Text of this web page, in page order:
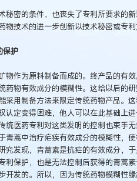
密的条件，也丧失了专利所要求的新
技术的进一步创新以技术秘密或专利
护
作为原料制备而成的。终产品的有
物有效成分的模糊性。这给以后的
用制备方法来限定传统药物产品。
认定变得困难，他人可以在此基础上
统医药专利对这类发明的控制也束手
青蒿中治疗疟疾有效成分的模糊性，
究发现，青蒿素是抗疟的有效成分，
利保护，也是无法控制后获得的青蒿
发的。所以，因为传统药物模糊性